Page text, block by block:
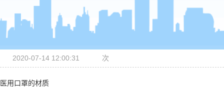
2020-07-14 12:00:31 次
医用口罩的材质